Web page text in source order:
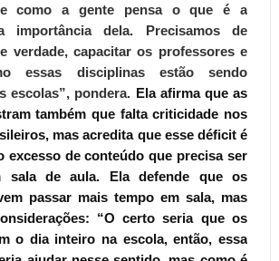
como a gente pensa o que é a
importância dela. Precisamos de
verdade, capacitar os professores e
essas disciplinas estão sendo
escolas”, pondera. Ela afirma que as
também que falta criticidade nos
mas acredita que esse déficit é
excesso de conteúdo que precisa ser
sala de aula. Ela defende que os
passar mais tempo em sala, mas
“O certo seria que os
o dia inteiro na escola, então, essa